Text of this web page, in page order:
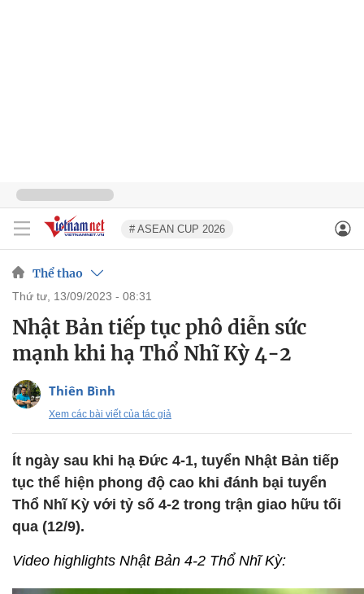
# ASEAN CUP 2026
Thể thao
thứ tư, 13/09/2023 - 08:31
Nhật Bản tiếp tục phô diễn sức
mạnh khi hạ Thổ Nhĩ Kỳ 4-2
Thiên Bình
Xem các bài viết của tác giả
Ít ngày sau khi hạ Đức 4-1, tuyển Nhật Bản tiếp
tục thể hiện phong độ cao khi đánh bại tuyển
Thổ Nhĩ Kỳ với tỷ số 4-2 trong trận giao hữu tối
qua (12/9).
Video highlights Nhật Bản 4-2 Thổ Nhĩ Kỳ: